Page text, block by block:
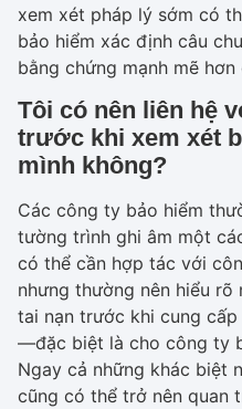
xem xét pháp lý sớm có
bảo hiểm xác định câu
bằng chứng mạnh mẽ
Tôi có nên liên hệ
trước khi xem xét
mình không?
Các công ty bảo hiểm
tường trình ghi âm một
có thể cần hợp tác với
nhưng thường nên hiểu
tai nạn trước khi cung
—đặc biệt là cho công ty
Ngay cả những khác biệt
cũng có thể trở nên quan